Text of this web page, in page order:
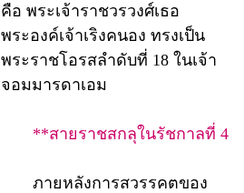
คือ พระเจ้าราชวรวงศ์เธอ
พระองค์เจ้าเริงคนอง ทรงเป็น
พระราชโอรสลำดับที่ 18 ในเจ้า
จอมมารดาเอม
**สายราชสกลุในรัชกาลที่ 4
ภายหลังการสวรรคตของ